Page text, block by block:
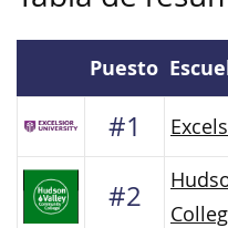
Puesto
#1
#2